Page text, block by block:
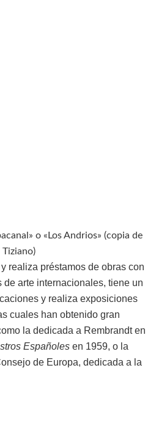
o «Los Andrios» (copia de
Tiziano)
realiza préstamos de obras con
de arte internacionales, tiene un
y realiza exposiciones
cuales han obtenido gran
la dedicada a Rembrandt en
Españoles en 1959, o la
de Europa, dedicada a la